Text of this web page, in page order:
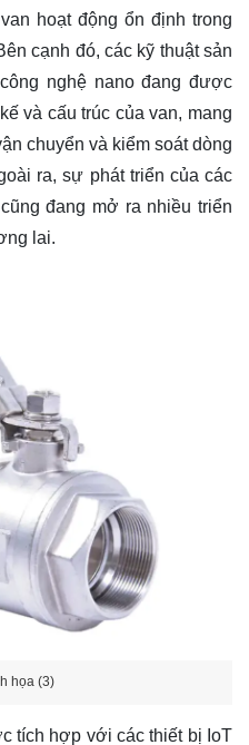
hoạt động ổn định trong
cạnh đó, các kỹ thuật sản
nghệ nano đang được
và cấu trúc của van, mang
chuyển và kiểm soát dòng
ra, sự phát triển của các
đang mở ra nhiều triển
lai.
họa (3)
tích hợp với các thiết bị IoT